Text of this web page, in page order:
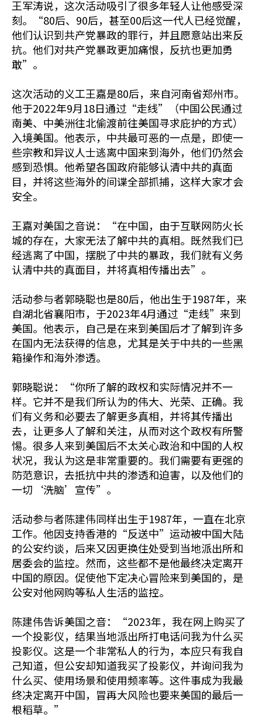
王军涛说，这次活动吸引了很多年轻人让他感受深
刻。“80后、90后，甚至00后这一代人已经觉醒，
他们认识到共产党暴政的罪行，并且愿意站出来反
抗。他们对共产党暴政更加痛恨，反抗也更加勇
敢”。
这次活动的义工王嘉是80后，来自河南省郑州市。
他于2022年9月18日通过“走线”（中国公民通过
南美、中美洲往北偷渡前往美国寻求庇护的方式）
入境美国。他表示，中共最可恶的一点是，即使一
些宗教和异议人士逃离中国来到海外，他们仍然会
感到恐惧。他希望各国政府能够认清中共的真面
目，并将这些海外的间谍全部抓捕，这样大家才会
安全。
王嘉对美国之音说：“在中国，由于互联网防火长
城的存在，大家无法了解中共的真相。既然我们已
经逃离了中国，摆脱了中共的暴政，我们就有义务
认清中共的真面目，并将真相传播出去”。
活动参与者郭晓聪也是80后，他出生于1987年，来
自湖北省襄阳市，于2023年4月通过“走线”来到
美国。他表示，自己是在来到美国后才了解到许多
在国内无法获得的信息，尤其是关于中共的一些黑
箱操作和海外渗透。
郭晓聪说：“你所了解的政权和实际情况并不一
样。它并不是我们所认为的伟大、光荣、正确。我
们有义务和必要去了解更多真相，并将其传播出
去，让更多人了解和关注，从而对这个政权有所警
惕。很多人来到美国后不太关心政治和中国的人权
状况，我认为这是非常重要的。我们需要有更强的
防范意识，去抵抗中共的渗透和迫害，以及他们的
一切‘洗脑’宣传”。
活动参与者陈建伟同样出生于1987年，一直在北京
工作。他因支持香港的“反送中”运动被中国大陆
的公安约谈，后来又因更换住处受到当地派出所和
居委会的监控。然而，这些都不是他最终决定离开
中国的原因。促使他下定决心冒险来到美国的，是
公安对他网购等私人生活的监控。
陈建伟告诉美国之音：“2023年，我在网上购买了
一个投影仪，结果当地派出所打电话问我为什么买
投影仪。这是一个非常私人的行为，本应只有我自
己知道，但公安却知道我买了投影仪，并询问我为
什么买、使用场景和使用频率等。这件事成为我最
终决定离开中国，冒再大风险也要来美国的最后一
根稻草。”